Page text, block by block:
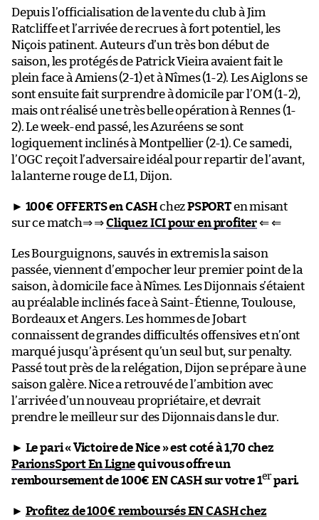
Depuis l’officialisation de la vente du club à Jim
Ratcliffe et l’arrivée de recrues à fort potentiel, les
Niçois patinent. Auteurs d’un très bon début de
saison, les protégés de Patrick Vieira avaient fait le
plein face à Amiens (2-1) et à Nîmes (1-2). Les Aiglons se
sont ensuite fait surprendre à domicile par l’OM (1-2),
mais ont réalisé une très belle opération à Rennes (1-
2). Le week-end passé, les Azuréens se sont
logiquement inclinés à Montpellier (2-1). Ce samedi,
l’OGC reçoit l’adversaire idéal pour repartir de l’avant,
la lanterne rouge de L1, Dijon.
► 100€ OFFERTS en CASHchezPSPORTen misant
sur ce match⇒ ⇒Cliquez ICI pour en profiter⇐ ⇐
Les Bourguignons, sauvés in extremis la saison
passée, viennent d’empocher leur premier point de la
saison, à domicile face à Nîmes. Les Dijonnais s’étaient
au préalable inclinés face à Saint-Étienne, Toulouse,
Bordeaux et Angers. Les hommes de Jobart
connaissent de grandes difficultés offensives et n’ont
marqué jusqu’à présent qu’un seul but, sur penalty.
Passé tout près de la relégation, Dijon se prépare à une
saison galère. Nice a retrouvé de l’ambition avec
l’arrivée d’un nouveau propriétaire, et devrait
prendre le meilleur sur des Dijonnais dans le dur.
► Le pari « Victoire de Nice » est coté à 1,70 chez
ParionsSport En Lignequi vous offre un
remboursement de 100€ EN CASH sur votre 1er pari.
► Profitez de 100€ remboursés EN CASH chez